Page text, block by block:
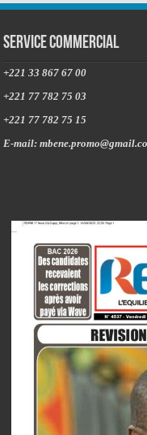
Service commercial
+221 33 867 67 00
+221 77 782 75 03
+221 77 782 75 15
E-mail: